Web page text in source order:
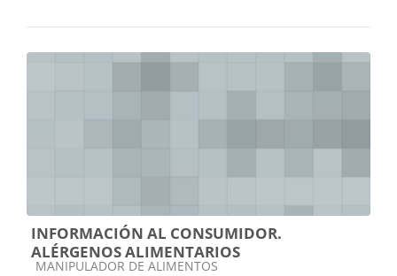
INFORMACIÓN AL CONSUMIDOR.
ALÉRGENOS ALIMENTARIOS
Categoría de cursos
MANIPULADOR DE ALIMENTOS